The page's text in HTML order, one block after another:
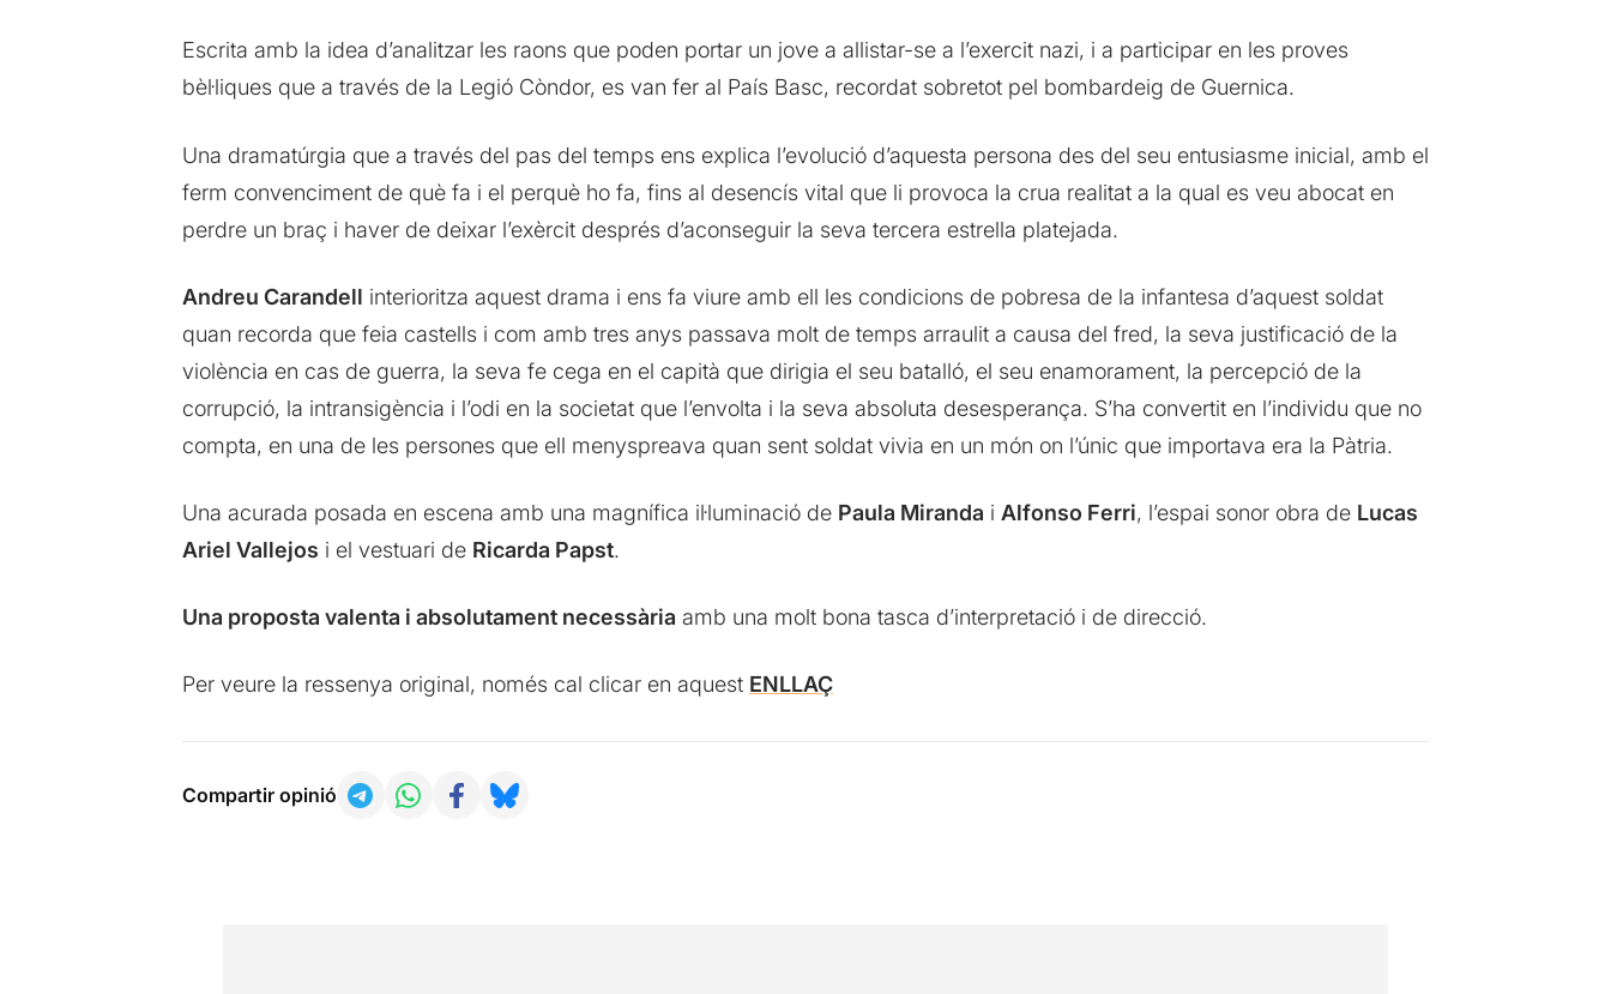
Escrita amb la idea d’analitzar les raons que poden portar un jove a allistar-se a l’exercit nazi, i a participar en les proves
bèl·liques que a través de la Legió Còndor, es van fer al País Basc, recordat sobretot pel bombardeig de Guernica.
Una dramatúrgia que a través del pas del temps ens explica l’evolució d’aquesta persona des del seu entusiasme inicial, amb el
ferm convenciment de què fa i el perquè ho fa, fins al desencís vital que li provoca la crua realitat a la qual es veu abocat en
perdre un braç i haver de deixar l’exèrcit després d’aconseguir la seva tercera estrella platejada.
Andreu Carandell interioritza aquest drama i ens fa viure amb ell les condicions de pobresa de la infantesa d’aquest soldat
quan recorda que feia castells i com amb tres anys passava molt de temps arraulit a causa del fred, la seva justificació de la
violència en cas de guerra, la seva fe cega en el capità que dirigia el seu batalló, el seu enamorament, la percepció de la
corrupció, la intransigència i l’odi en la societat que l’envolta i la seva absoluta desesperança. S’ha convertit en l’individu que no
compta, en una de les persones que ell menyspreava quan sent soldat vivia en un món on l’únic que importava era la Pàtria.
Una acurada posada en escena amb una magnífica il·luminació de Paula Miranda i Alfonso Ferri, l’espai sonor obra de Lucas
Ariel Vallejos i el vestuari de Ricarda Papst.
Una proposta valenta i absolutament necessària amb una molt bona tasca d’interpretació i de direcció.
Per veure la ressenya original, només cal clicar en aquest ENLLAÇ
Compartir opinió